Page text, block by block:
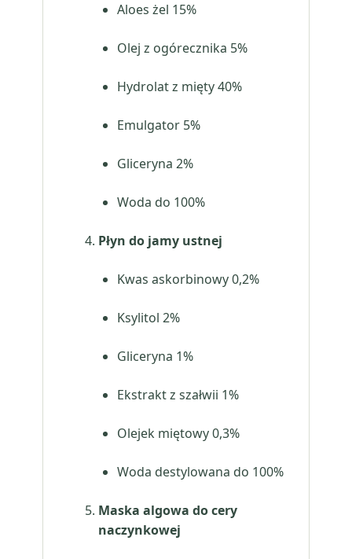
Aloes żel 15%
Olej z ogórecznika 5%
Hydrolat z mięty 40%
Emulgator 5%
Gliceryna 2%
Woda do 100%
Płyn do jamy ustnej
Kwas askorbinowy 0,2%
Ksylitol 2%
Gliceryna 1%
Ekstrakt z szałwii 1%
Olejek miętowy 0,3%
Woda destylowana do 100%
Maska algowa do cery
naczynkowej